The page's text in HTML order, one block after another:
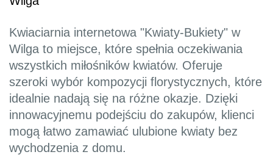
Kwiaciarnia internetowa "Kwiaty-Bukiety" w
Wilga to miejsce, które spełnia oczekiwania
wszystkich miłośników kwiatów. Oferuje
szeroki wybór kompozycji florystycznych, które
idealnie nadają się na różne okazje. Dzięki
innowacyjnemu podejściu do zakupów, klienci
mogą łatwo zamawiać ulubione kwiaty bez
wychodzenia z domu.